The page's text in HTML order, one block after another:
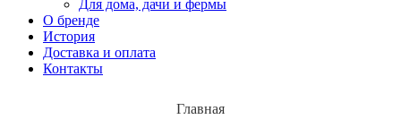
Для дома, дачи и фермы
О бренде
История
Доставка и оплата
Контакты
Главная